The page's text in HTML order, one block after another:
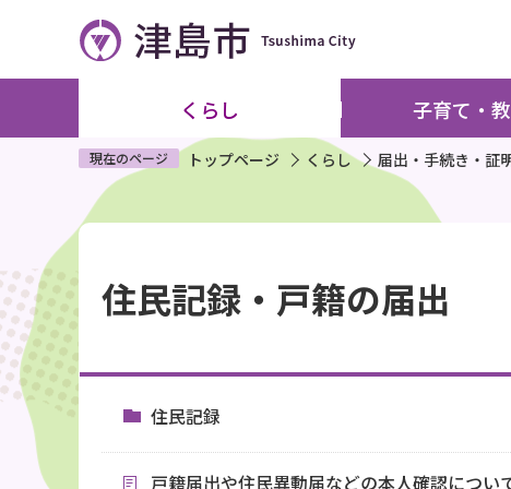
ペ
ジ
す
くらし 子育て・
現在のページ トップページ くらし 届出・手続き・証
文
こ
こ
か
ら
住民記録・戸籍の届出
住民記録
戸籍届出や住民異動届などの本人確認につい